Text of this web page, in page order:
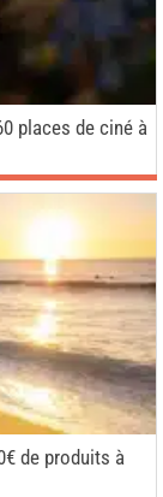
places de ciné à
de produits à